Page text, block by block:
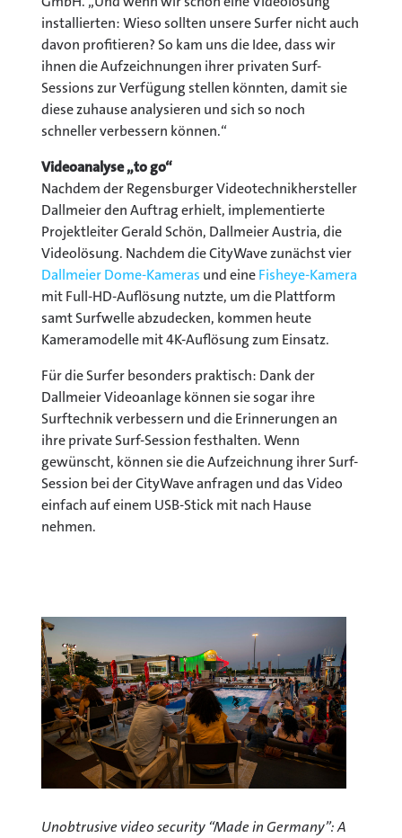
installierten: Wieso sollten unsere Surfer nicht auch
davon profitieren? So kam uns die Idee, dass wir
ihnen die Aufzeichnungen ihrer privaten Surf-
Sessions zur Verfügung stellen könnten, damit sie
diese zuhause analysieren und sich so noch
schneller verbessern können.“
Videoanalyse „to go“
Nachdem der Regensburger Videotechnikhersteller
Dallmeier den Auftrag erhielt, implementierte
Projektleiter Gerald Schön, Dallmeier Austria, die
Videolösung. Nachdem die CityWave zunächst vier
Dallmeier Dome-Kameras und eineFisheye-Kamera
mit Full-HD-Auflösung nutzte, um die Plattform
samt Surfwelle abzudecken, kommen heute
Kameramodelle mit 4K-Auflösung zum Einsatz.
Für die Surfer besonders praktisch: Dank der
Dallmeier Videoanlage können sie sogar ihre
Surftechnik verbessern und die Erinnerungen an
ihre private Surf-Session festhalten. Wenn
gewünscht, können sie die Aufzeichnung ihrer Surf-
Session bei der CityWave anfragen und das Video
einfach auf einem USB-Stick mit nach Hause
nehmen.
Unobtrusive video security “Made in Germany”: A